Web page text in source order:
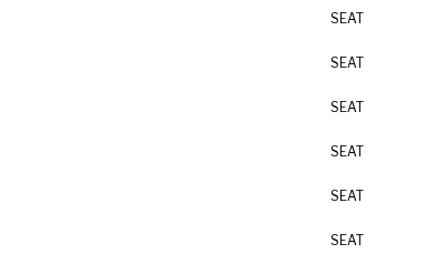
SEAT
SEAT
SEAT
SEAT
SEAT
SEAT